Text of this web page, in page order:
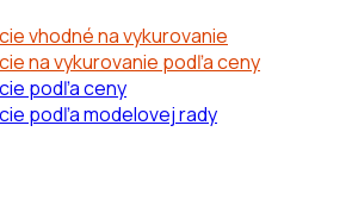
vhodné na vykurovanie
na vykurovanie podľa ceny
podľa ceny
podľa modelovej rady